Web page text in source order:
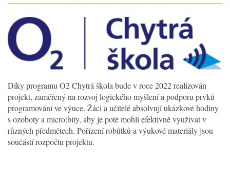
Díky programu O2 Chytrá škola bude v roce 2022 realizován
projekt, zaměřený na rozvoj logického myšlení a podporu prvků
programování ve výuce. Žáci a učitelé absolvují ukázkové hodiny
s ozoboty a micro:bity, aby je poté mohli efektivně využívat v
různých předmětech. Pořízení robůtků a výukové materiály jsou
součástí rozpočtu projektu.